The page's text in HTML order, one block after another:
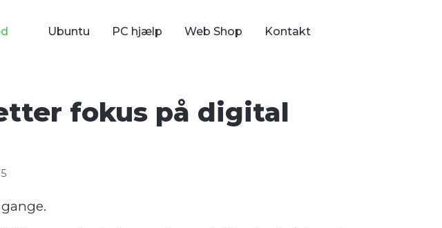
Ubuntu PC hjælp Web Shop Kontakt
fokus på digital